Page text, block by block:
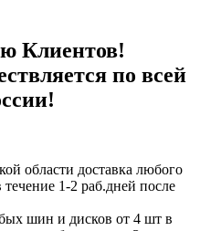
Клиентов!
по всей
области доставка любого
течение 1-2 раб.дней после
шин и дисков от 4 шт в